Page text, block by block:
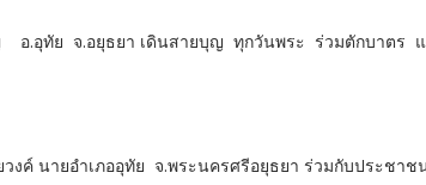
อ.อุทัย จ.อยุธยา เดินสายบุญ ทุกวันพระ ร่วมตักบาตร แ
งค์ นายอำเภออุทัย จ.พระนครศรีอยุธยา ร่วมกับประชา